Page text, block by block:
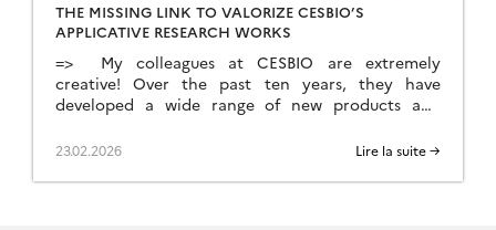
THE MISSING LINK TO VALORIZE CESBIO’S
APPLICATIVE RESEARCH WORKS
=> My colleagues at CESBIO are extremely
creative! Over the past ten years, they have
developed a wide range of new products and
Copernicus data. They don’t just develop and
their work until they have produced data for the
23.02.2026 Lire la suite →